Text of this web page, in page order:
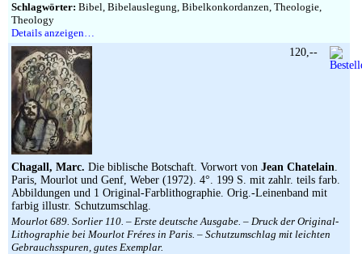
Schlagwörter: Bibel, Bibelauslegung, Bibelkonkordanzen, Theologie,
Theology
Details anzeigen…
Chagall, Marc. Die biblische Botschaft. Vorwort von Jean Chatelain.
Paris, Mourlot und Genf, Weber (1972). 4°. 199 S. mit zahlr. teils farb.
Abbildungen und 1 Original-Farblithographie. Orig.-Leinenband mit
farbig illustr. Schutzumschlag.
Mourlot 689. Sorlier 110. – Erste deutsche Ausgabe. – Druck der Original-
Lithographie bei Mourlot Fréres in Paris. – Schutzumschlag mit leichten
Gebrauchsspuren, gutes Exemplar.
120,--